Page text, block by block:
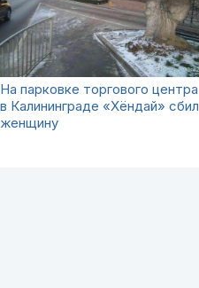
На парковке торгового центра
в Калининграде «Хёндай» сбил
женщину